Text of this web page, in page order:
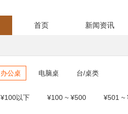
首页 新闻资讯
办公桌 电脑桌 台/桌类
¥100以下 ¥100 ~ ¥500 ¥501 ~